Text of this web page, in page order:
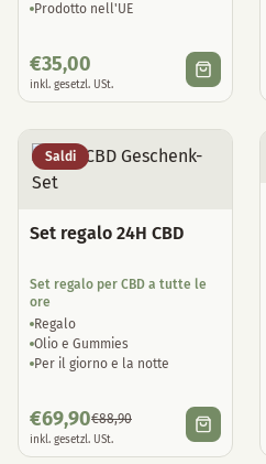
Prodotto nell'UE
€35,00
inkl. gesetzl. USt.
Saldi
Set regalo 24H CBD
Set regalo per CBD a tutte le
ore
Regalo
Olio e Gummies
Per il giorno e la notte
€69,90€88,90
inkl. gesetzl. USt.